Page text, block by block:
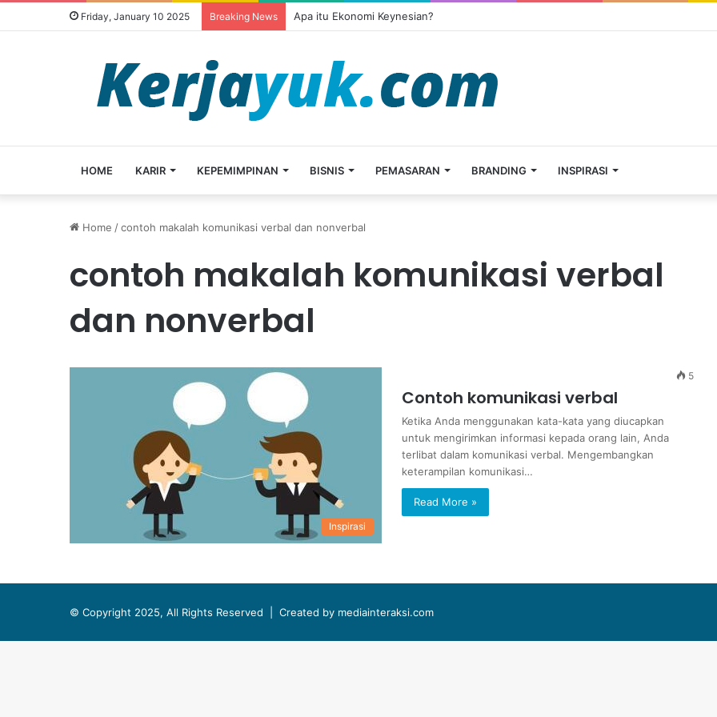
Friday, January 10 2025 Breaking News Apa itu Ekonomi Keynesian?
HOME KARIR KEPEMIMPINAN BISNIS PEMASARAN BRANDING INSPIRASI
Home /contoh makalah komunikasi verbal dan nonverbal
contoh makalah komunikasi verbal
dan nonverbal
Inspirasi
5
Contoh komunikasi verbal
Ketika Anda menggunakan kata-kata yang diucapkan
untuk mengirimkan informasi kepada orang lain, Anda
terlibat dalam komunikasi verbal. Mengembangkan
keterampilan komunikasi…
Read More »
© Copyright 2025, All Rights Reserved | Created by mediainteraksi.com